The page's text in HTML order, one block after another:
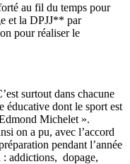
au fil du temps pour
et la DPJJ** par
pour réaliser le
surtout dans chacune
éducative dont le sport est
Michelet ».
on a pu, avec l’accord
pendant l’année
: addictions, dopage,